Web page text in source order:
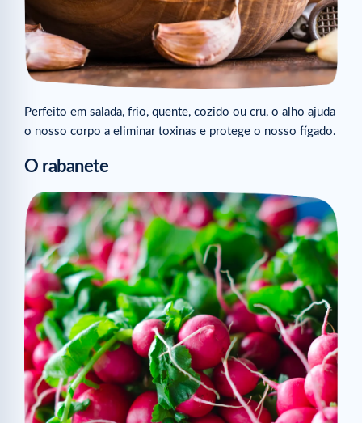
Perfeito em salada, frio, quente, cozido ou cru, o alho ajuda
o nosso corpo a eliminar toxinas e protege o nosso fígado.
O rabanete